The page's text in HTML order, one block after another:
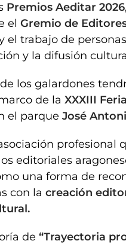
Premios Aeditar 2026
el Gremio de
el trabajo de
y la difusión
los galardones
de la XXXIII
el parque José
profesional
editoriales
una forma de
con la creación
de “Trayectoria